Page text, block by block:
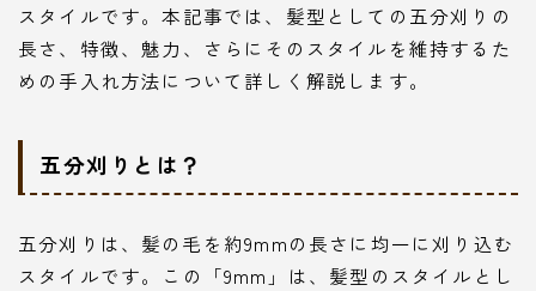
スタイルです。本記事では、髪型としての五分刈りの
長さ、特徴、魅力、さらにそのスタイルを維持するた
めの手入れ方法について詳しく解説します。
五分刈りとは？
五分刈りは、髪の毛を約9mmの長さに均一に刈り込む
スタイルです。この「9mm」は、髪型のスタイルとし